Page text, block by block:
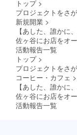
トップ >
プロジェクトをさ
新規開業 >
【あした、誰かに
佐ヶ谷にお店をオ
活動報告一覧
トップ >
プロジェクトをさ
コーヒー・カフェ >
【あした、誰かに
佐ヶ谷にお店をオ
活動報告一覧